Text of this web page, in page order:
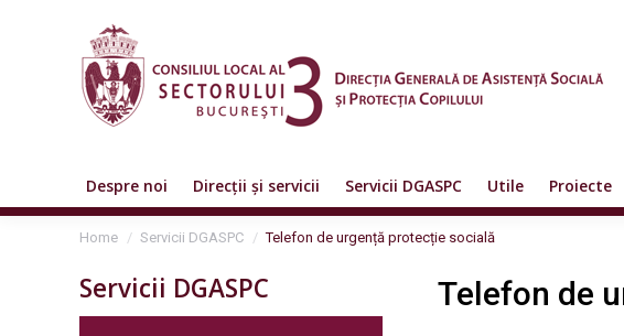
Despre noi Direcții și servicii Servicii DGASPC Utile Proiecte
You are here:
Home Servicii DGASPC Telefon de urgență protecție socială
Telefon de
Servicii DGASPC